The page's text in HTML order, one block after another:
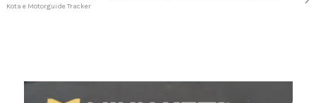
Kota e Motorguide Tracker